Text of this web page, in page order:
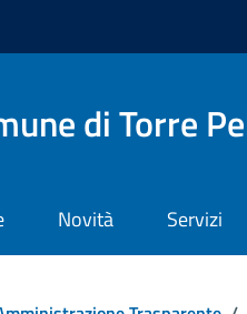
di Torre
Novità Servizi